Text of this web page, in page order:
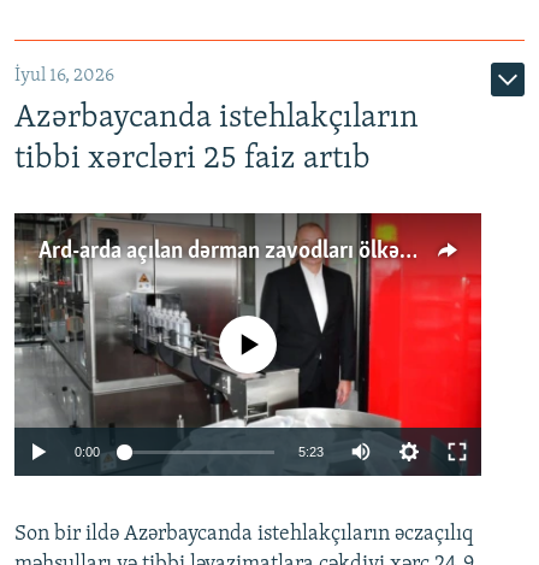
İyul 16, 2026
Azərbaycanda istehlakçıların
tibbi xərcləri 25 faiz artıb
Ard-arda açılan dərman zavodları ölkənin tələbatını ödəyirmi?
No media source currently available
0:00 5:23
360p
Son bir ildə Azərbaycanda istehlakçıların əczaçılıq